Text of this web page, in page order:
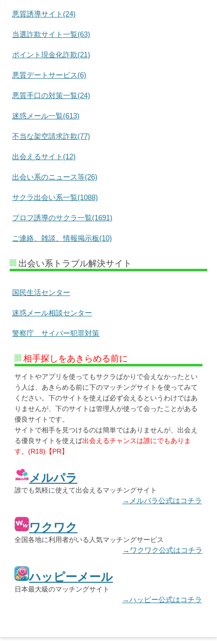
悪質誘導サイト(24)
当選詐欺サイト一覧(63)
ポイント現金化詐欺(21)
悪質デートサービス(6)
悪質手口の対策一覧(24)
迷惑メール一覧(613)
不当な架空請求詐欺(77)
出会えるサイト(12)
出会い系のニュース等(26)
サクラ出会い系一覧(1088)
プロフ誘導のサクラ一覧(1691)
ご連絡、雑談、情報掲示板(10)
出会い系トラブル解決サイト
国民生活センター
迷惑メール相談センター
警察庁 サイバー犯罪対策
相手探しをあきらめる前に
サイトやアプリを使ってもサクラばかりで会えなかったとい
う人は、あきらめる前に下のマッチングサイトを使ってみて
ください。下のサイトを使えば必ず会えるというわけではあ
りませんが、下のサイトは管理人が使って会ったことがある
優良サイトです。
サイトで相手を見つけるのは簡単ではありませんが、出会え
る優良サイトを使えば出会えるチャンスは誰にでもありま
す。 (R18)【PR】
メルパラ
誰でも気軽に使えて出会えるマッチングサイト
→メルパラ公式はコチラ
ワクワク
全国各地に利用者がいる人気マッチングサービス
→ワクワク公式はコチラ
ハッピーメール
日本最大級のマッチングサイト
→ハッピー公式はコチラ